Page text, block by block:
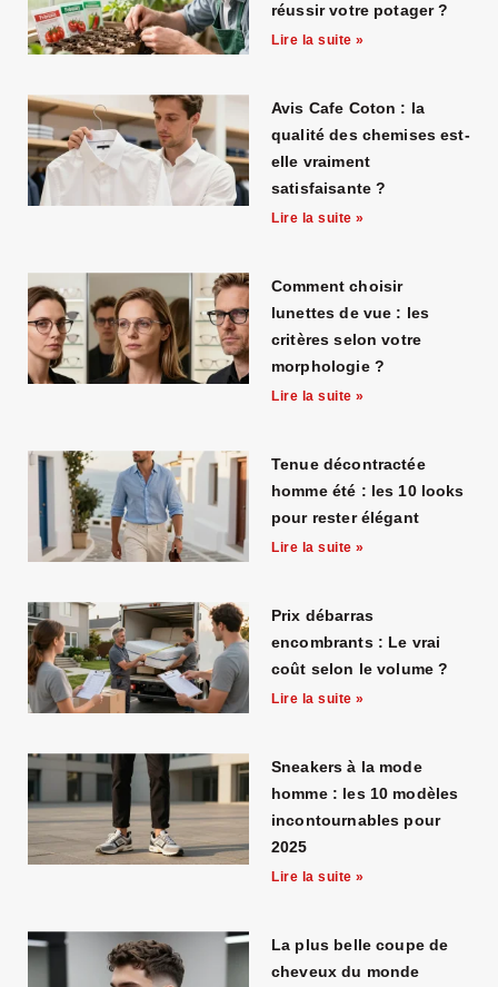
réussir votre potager ?
Lire la suite »
Avis Cafe Coton : la
qualité des chemises est-
elle vraiment
satisfaisante ?
Lire la suite »
Comment choisir
lunettes de vue : les
critères selon votre
morphologie ?
Lire la suite »
Tenue décontractée
homme été : les 10 looks
pour rester élégant
Lire la suite »
Prix débarras
encombrants : Le vrai
coût selon le volume ?
Lire la suite »
Sneakers à la mode
homme : les 10 modèles
incontournables pour
2025
Lire la suite »
La plus belle coupe de
cheveux du monde